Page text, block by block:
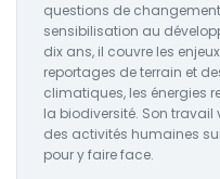
questions de
sensibilisation au
dix ans, il couvre les
reportages de terrain et
climatiques, les énergies
la biodiversité. Son
des activités humaines
pour y faire face.